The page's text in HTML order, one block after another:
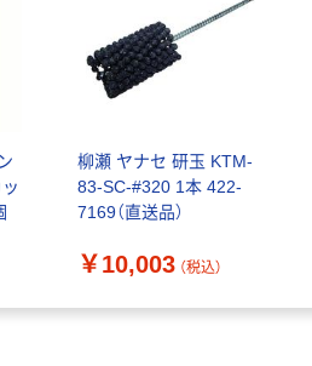
柳瀬 ヤナセ 研玉 KTM-
83-SC-#320 1本 422-
7169（直送品）
￥10,003 （税込）